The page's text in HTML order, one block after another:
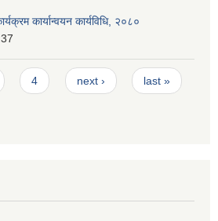
कार्यान्वयन कार्यविधि, २०८०
4 next › last »